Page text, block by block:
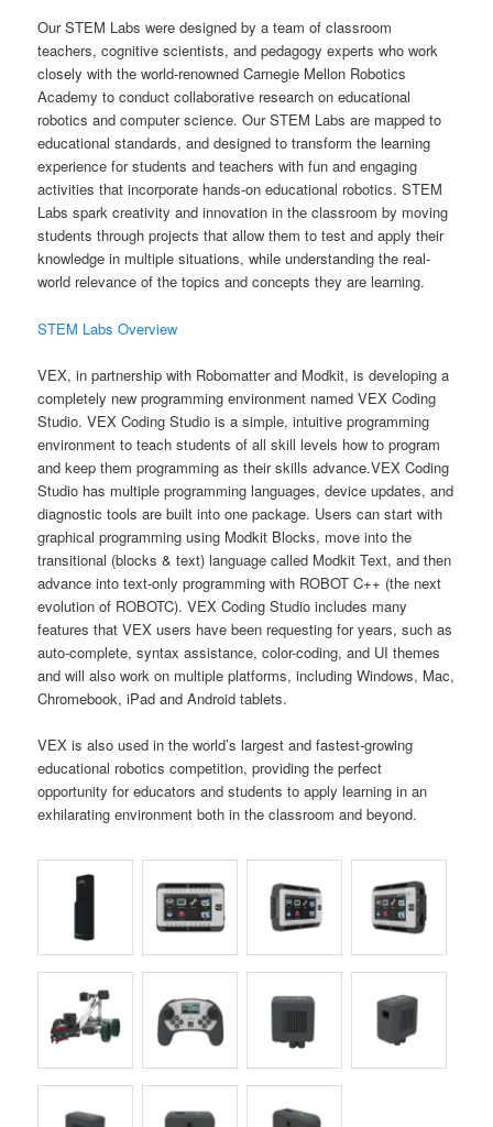
Our STEM Labs were designed by a team of classroom
teachers, cognitive scientists, and pedagogy experts who work
closely with the world-renowned Carnegie Mellon Robotics
Academy to conduct collaborative research on educational
robotics and computer science. Our STEM Labs are mapped to
educational standards, and designed to transform the learning
experience for students and teachers with fun and engaging
activities that incorporate hands-on educational robotics. STEM
Labs spark creativity and innovation in the classroom by moving
students through projects that allow them to test and apply their
knowledge in multiple situations, while understanding the real-
world relevance of the topics and concepts they are learning.
STEM Labs Overview
VEX, in partnership with Robomatter and Modkit, is developing a
completely new programming environment named VEX Coding
Studio. VEX Coding Studio is a simple, intuitive programming
environment to teach students of all skill levels how to program
and keep them programming as their skills advance.VEX Coding
Studio has multiple programming languages, device updates, and
diagnostic tools are built into one package. Users can start with
graphical programming using Modkit Blocks, move into the
transitional (blocks & text) language called Modkit Text, and then
advance into text-only programming with ROBOT C++ (the next
evolution of ROBOTC). VEX Coding Studio includes many
features that VEX users have been requesting for years, such as
auto-complete, syntax assistance, color-coding, and UI themes
and will also work on multiple platforms, including Windows, Mac,
Chromebook, iPad and Android tablets.
VEX is also used in the world’s largest and fastest-growing
educational robotics competition, providing the perfect
opportunity for educators and students to apply learning in an
exhilarating environment both in the classroom and beyond.